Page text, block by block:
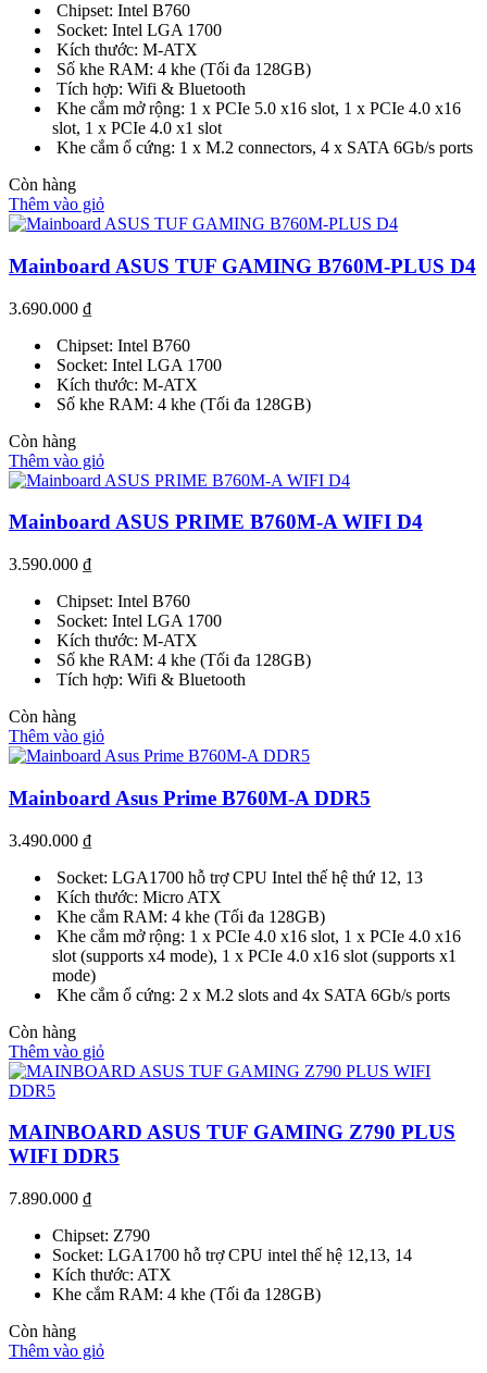
Chipset: Intel B760
Socket: Intel LGA 1700
Kích thước: M-ATX
Số khe RAM: 4 khe (Tối đa 128GB)
Tích hợp: Wifi & Bluetooth
Khe cắm mở rộng: 1 x PCIe 5.0 x16 slot, 1 x PCIe 4.0 x16
slot, 1 x PCIe 4.0 x1 slot
Khe cắm ổ cứng: 1 x M.2 connectors, 4 x SATA 6Gb/s ports
Còn hàng
Thêm vào giỏ
Mainboard ASUS TUF GAMING B760M-PLUS D4
3.690.000 ₫
Chipset: Intel B760
Socket: Intel LGA 1700
Kích thước: M-ATX
Số khe RAM: 4 khe (Tối đa 128GB)
Còn hàng
Thêm vào giỏ
Mainboard ASUS PRIME B760M-A WIFI D4
3.590.000 ₫
Chipset: Intel B760
Socket: Intel LGA 1700
Kích thước: M-ATX
Số khe RAM: 4 khe (Tối đa 128GB)
Tích hợp: Wifi & Bluetooth
Còn hàng
Thêm vào giỏ
Mainboard Asus Prime B760M-A DDR5
3.490.000 ₫
Socket: LGA1700 hỗ trợ CPU Intel thế hệ thứ 12, 13
Kích thước: Micro ATX
Khe cắm RAM: 4 khe (Tối đa 128GB)
Khe cắm mở rộng: 1 x PCIe 4.0 x16 slot, 1 x PCIe 4.0 x16
slot (supports x4 mode), 1 x PCIe 4.0 x16 slot (supports x1
mode)
Khe cắm ổ cứng: 2 x M.2 slots and 4x SATA 6Gb/s ports
Còn hàng
Thêm vào giỏ
MAINBOARD ASUS TUF GAMING Z790 PLUS
WIFI DDR5
7.890.000 ₫
Chipset: Z790
Socket: LGA1700 hỗ trợ CPU intel thế hệ 12,13, 14
Kích thước: ATX
Khe cắm RAM: 4 khe (Tối đa 128GB)
Còn hàng
Thêm vào giỏ